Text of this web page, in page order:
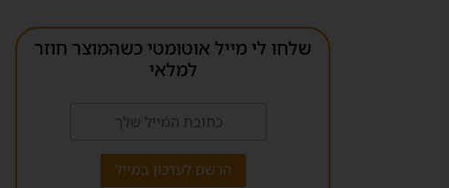
שלחו לי מייל אוטומטי כשהמוצר חוזר
למלאי